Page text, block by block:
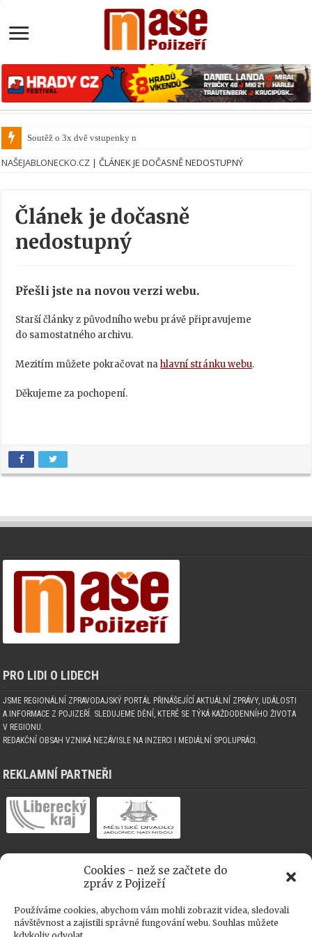
Cookies - než se začtete do
zpráv z Pojizeří
Používáme cookies, abychom vám mohli zobrazit videa, sledovali
návštěvnost a zajistili správné fungování webu. Souhlas můžete
Soutěž o 3x dvě vstupenky na ko
NAŠEJABLONECKO.CZ | ČLÁNEK JE DOČASNĚ NEDOSTUPNÝ
Článek je dočasně
nedostupný
Přešli jste na novou verzi webu.
Starší články z původního webu právě připravujeme
do samostatného archivu.
Mezitím můžete pokračovat nahlavní stránku webu.
Děkujeme za pochopení.
PRO LIDI O LIDECH
JSME REGIONÁLNÍ ZPRAVODAJSKÝ PORTÁL PŘINÁŠEJÍCÍ AKTUÁLNÍ ZPRÁVY, UDÁLOSTI
A INFORMACE Z POJIZEŘÍ. SLEDUJEME DĚNÍ, KTERÉ SE TÝKÁ KAŽDODENNÍHO ŽIVOTA
V REGIONU.
REDAKČNÍ OBSAH VZNIKÁ NEZÁVISLE NA INZERCI I MEDIÁLNÍ SPOLUPRÁCI.
REKLAMNÍ PARTNEŘI
MEDIÁLNÍ SPOLUPRÁCE